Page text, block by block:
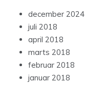
december 2024
juli 2018
april 2018
marts 2018
februar 2018
januar 2018